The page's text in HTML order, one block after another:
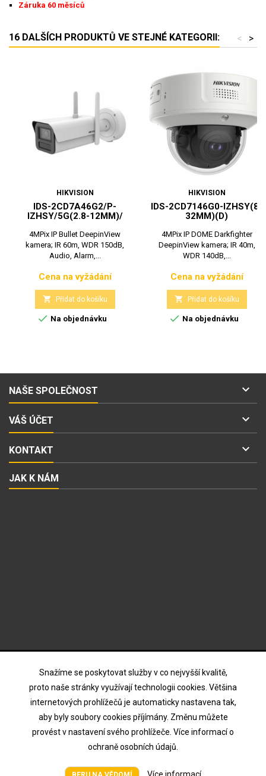
Snažíme se poskytovat služby v co nejvyšší kvalitě,
proto naše stránky využívají technologii cookies. Většina
internetových prohlížečů je automaticky nastavena tak,
aby byly soubory cookies příjímány. Změnu můžete
provést v nastavení svého prohlížeče. Více informací o
ochraně osobních údajů.
Více informací
Záruka 60 měsíců
16 DALŠÍCH PRODUKTŮ VE STEJNÉ KATEGORII: >
<
HIKVISION
IDS-2CD7A46G2/P-
IZHSY/5G(2.8-12MM)/
4MPix IP Bullet DeepinView
kamera; IR 60m, WDR 150dB,
Audio, Alarm,...
Cena
Cena na vyžádání
 Přidat do košíku
 Na objednávku
HIKVISION
IDS-2CD7146G0-IZHSY(8-
32MM)(D)
4MPix IP DOME Darkfighter
DeepinView kamera; IR 40m,
WDR 140dB,...
Cena
Cena na vyžádání
 Přidat do košíku
 Na objednávku
NAŠE SPOLEČNOST 
VÁŠ ÚČET 
KONTAKT 
JAK K NÁM
Souhlasím s podmínkami a zásadami ochrany osobních
údajů
Všechna práva vyhrazena © HTV Hodina 2026